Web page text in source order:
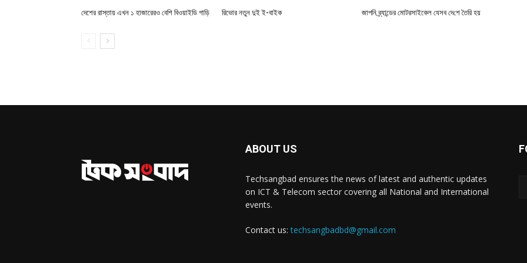
দেশের রাস্তায় এখন ১ হাজারেরও বেশি বিওয়াইডি গাড়ি রিভোর নতুন দুই ই-বাইক জাপ‌নি ব্র্যান্ডের মোটরসাইকেল যেসব দে‌শে তৈ‌রি হয়
ABOUT US
Techsangbad ensures the news of latest and authentic updates
on ICT & Telecom sector covering all National and International
events.
Contact us:techsangbadbd@gmail.com